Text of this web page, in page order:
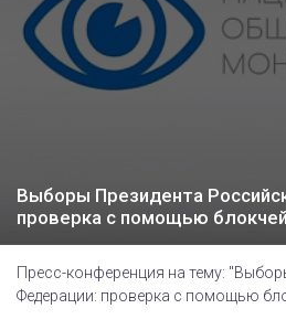
Выборы Президента
проверка с помощью
Пресс-конференция на тему:
Федерации: проверка с помощью